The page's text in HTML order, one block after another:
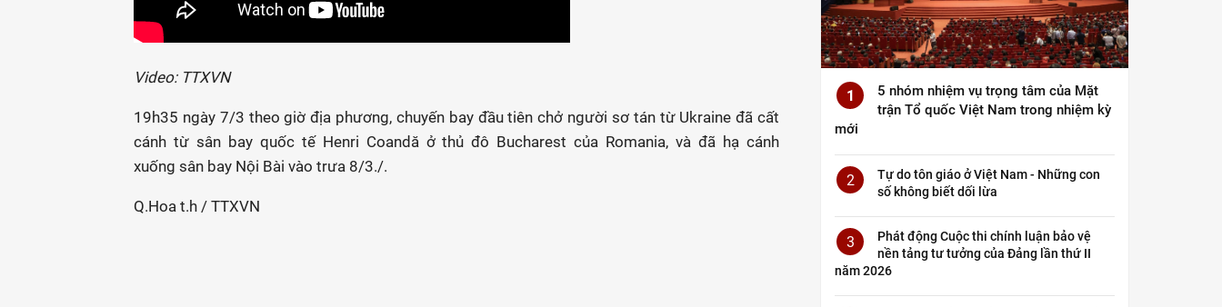
Video: TTXVN
19h35 ngày 7/3 theo giờ địa phương, chuyến bay đầu tiên chở người sơ tán từ Ukraine đã cất
cánh từ sân bay quốc tế Henri Coandă ở thủ đô Bucharest của Romania, và đã hạ cánh
xuống sân bay Nội Bài vào trưa 8/3./.
Q.Hoa t.h / TTXVN
1
5 nhóm nhiệm vụ trọng tâm của Mặt
trận Tổ quốc Việt Nam trong nhiệm kỳ
mới
2
Tự do tôn giáo ở Việt Nam - Những con
số không biết dối lừa
3
Phát động Cuộc thi chính luận bảo vệ
nền tảng tư tưởng của Đảng lần thứ II
năm 2026